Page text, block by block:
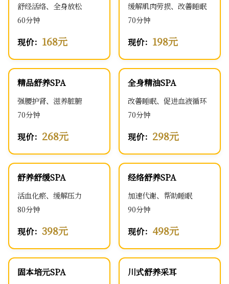
舒经活络、全身放松
60分钟
现价： 168元
缓解肌肉劳损、改善睡眠
70分钟
现价： 198元
精品舒养SPA
强腰护肾、滋养脏腑
70分钟
现价： 268元
全身精油SPA
改善睡眠、促进血液循环
70分钟
现价： 298元
舒养舒缓SPA
活血化瘀、缓解压力
80分钟
现价： 398元
经络舒养SPA
加速代谢、帮助睡眠
90分钟
现价： 498元
固本培元SPA 川式舒养采耳